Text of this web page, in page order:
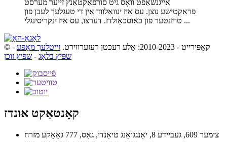
אייגנשאַפט וואָס גיט סורפאַקטאַנץ זייער מערסט
פּראַקטישע נוצן. עס איז ינוואַלווד אין די טעגלעך לעבן פון
טויזנטער פון כאַוסכאָולדז. דערצו, עס איז ינקריסינגלי ...
© קאַפּירייט - 2010-2023: אַלע רעכטן רעזערווירט. זייטלעך מאַפּע -
שפּיץ בלאָג - שפּיץ זוכן
קאָנטאַקט אונדז
צימער 609, געביידע 8, יאַנגגואַנג טיאַנדי, גאַס, 777 גאַאָקע מזרח